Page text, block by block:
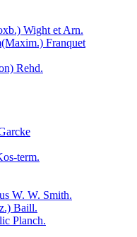
Wight et Arn.
Franquet
Rehd.
term.
W. W. Smith.
Baill.
Planch.